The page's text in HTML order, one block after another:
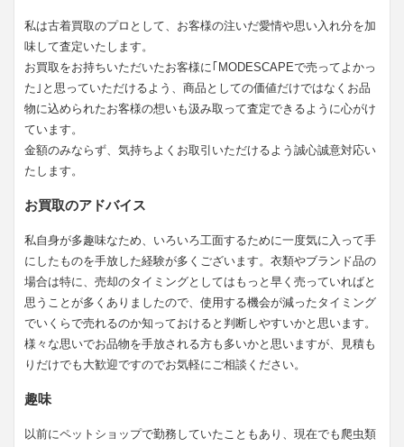
私は古着買取のプロとして、お客様の注いだ愛情や思い入れ分を加
味して査定いたします。
お買取をお持ちいただいたお客様に｢MODESCAPEで売ってよかっ
た｣と思っていただけるよう、商品としての価値だけではなくお品
物に込められたお客様の想いも汲み取って査定できるように心がけ
ています。
金額のみならず、気持ちよくお取引いただけるよう誠心誠意対応い
たします。
お買取のアドバイス
私自身が多趣味なため、いろいろ工面するために一度気に入って手
にしたものを手放した経験が多くございます。衣類やブランド品の
場合は特に、売却のタイミングとしてはもっと早く売っていればと
思うことが多くありましたので、使用する機会が減ったタイミング
でいくらで売れるのか知っておけると判断しやすいかと思います。
様々な思いでお品物を手放される方も多いかと思いますが、見積も
りだけでも大歓迎ですのでお気軽にご相談ください。
趣味
以前にペットショップで勤務していたこともあり、現在でも爬虫類